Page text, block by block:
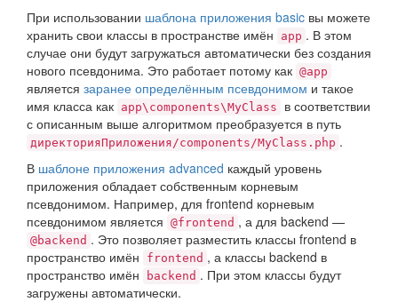
При использовании шаблона приложения basic вы можете
хранить свои классы в пространстве имён
app . В этом
случае они будут загружаться автоматически без создания
нового псевдонима. Это работает потому как @app
является заранее определённым псевдонимом и такое
имя класса как app\components\MyClass
в соответствии
с описанным выше алгоритмом преобразуется в путь
директорияПриложения/components/MyClass.php .
В шаблоне приложения advanced каждый уровень
приложения обладает собственным корневым
псевдонимом. Например, для frontend корневым
псевдонимом является @frontend , а для backend —
@backend . Это позволяет разместить классы frontend в
пространство имён
frontend , а классы backend в
пространство имён
backend . При этом классы будут
загружены автоматически.